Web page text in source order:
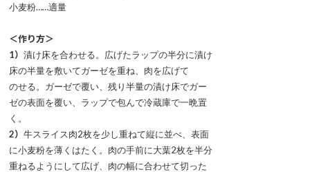
小麦粉……適量
＜作り方＞
1） 漬け床を合わせる。広げたラップの半分に漬け
床の半量を敷いてガーゼを重ね、肉を広げて
のせる。ガーゼで覆い、残り半量の漬け床でガー
ゼの表面を覆い、ラップで包んで冷蔵庫で一晩置
く。
2） 牛スライス肉2枚を少し重ねて縦に並べ、表面
に小麦粉を薄くはたく。肉の手前に大葉2枚を半分
重ねるようにして広げ、肉の幅に合わせて切った